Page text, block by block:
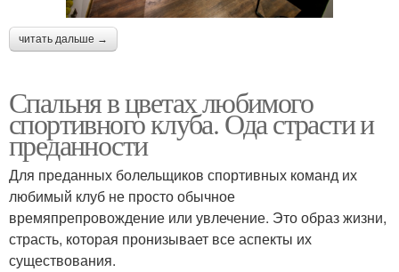
читать дальше →
Спальня в цветах любимого
спортивного клуба. Ода страсти и
преданности
Для преданных болельщиков спортивных команд их
любимый клуб не просто обычное
времяпрепровождение или увлечение. Это образ жизни,
страсть, которая пронизывает все аспекты их
существования.